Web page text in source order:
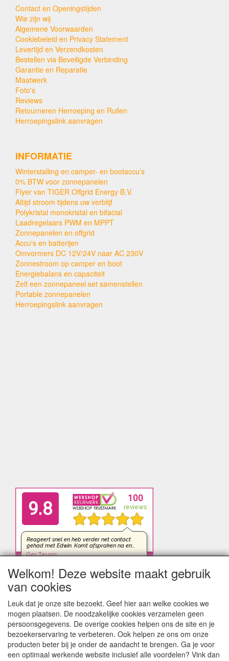
Contact en Openingstijden
Wie zijn wij
Algemene Voorwaarden
Cookiebeleid en Privacy Statement
Levertijd en Verzendkosten
Bestellen via Beveiligde Verbinding
Garantie en Reparatie
Maatwerk
Foto's
Reviews
Retourneren Herroeping en Ruilen
Herroepingslink aanvragen
INFORMATIE
Winterstalling en camper- en bootaccu’s
0% BTW voor zonnepanelen
Flyer van TIGER Offgrid Energy B.V.
Altijd stroom tijdens uw verblijf
Polykristal monokristal en bifacial
Laadregelaars PWM en MPPT
Zonnepanelen en offgrid
Accu's en batterijen
Omvormers DC 12V/24V naar AC 230V
Zonnestroom op camper en boot
Energiebalans en capaciteit
Zelf een zonnepaneel set samenstellen
Portable zonnepanelen
Herroepingslink aanvragen
Welkom! Deze website maakt gebruik
van cookies
Leuk dat je onze site bezoekt. Geef hier aan welke cookies we
mogen plaatsen. De noodzakelijke cookies verzamelen geen
persoonsgegevens. De overige cookies helpen ons de site en je
bezoekerservaring te verbeteren. Ook helpen ze ons om onze
producten beter bij je onder de aandacht te brengen. Ga je voor
een optimaal werkende website inclusief alle voordelen? Vink dan